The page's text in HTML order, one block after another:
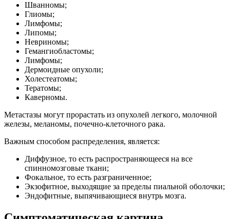
Шванномы;
Глиомы;
Лимфомы;
Липомы;
Невриномы;
Гемангиобластомы;
Лимфомы;
Дермоидные опухоли;
Холестеатомы;
Тератомы;
Каверномы.
Метастазы могут прорастать из опухолей легкого, молочной
железы, меланомы, почечно-клеточного рака.
Важным способом распределения, является:
Диффузное, то есть распространяющееся на все
спинномозговые ткани;
Фокальное, то есть разграниченное;
Экзофитное, выходящие за пределы пиальной оболочки;
Эндофитные, выпячивающиеся внутрь мозга.